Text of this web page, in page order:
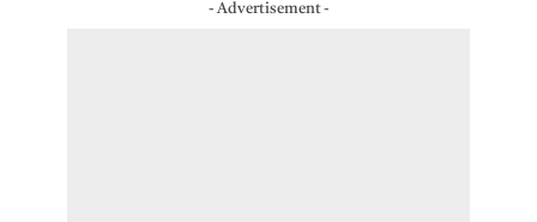
- Advertisement -